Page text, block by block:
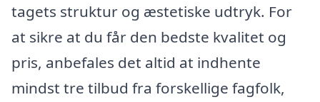
tagets struktur og æstetiske udtryk. For
at sikre at du får den bedste kvalitet og
pris, anbefales det altid at indhente
mindst tre tilbud fra forskellige fagfolk,